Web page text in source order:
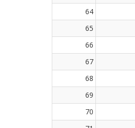
64
65
66
67
68
69
70